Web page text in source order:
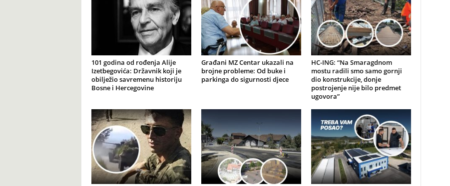
101 godina od rođenja Alije
Izetbegovića: Državnik koji je
obilježio savremenu historiju
Bosne i Hercegovine
Građani MZ Centar ukazali na
brojne probleme: Od buke i
parkinga do sigurnosti djece
HC-ING: “Na Smaragdnom
mostu radili smo samo gornji
dio konstrukcije, donje
postrojenje nije bilo predmet
ugovora”